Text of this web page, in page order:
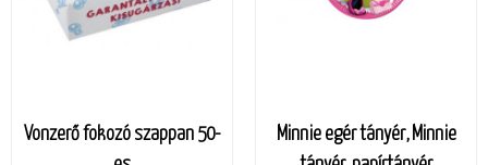
Vonzerő fokozó szappan 50-
Minnie egér tányér, Minnie